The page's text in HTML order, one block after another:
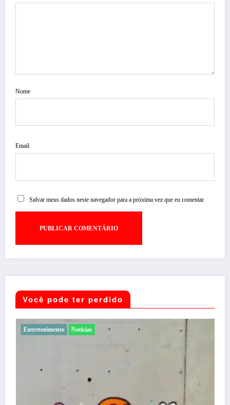
Nome
Email
Salvar meus dados neste navegador para a próxima vez que eu comentar.
Você pode ter perdido
Entretenimento Noticias